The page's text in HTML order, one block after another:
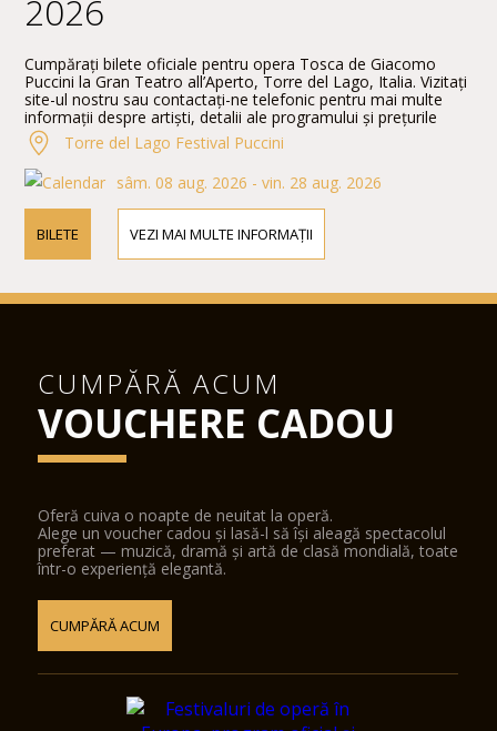
2026
Cumpărați bilete oficiale pentru opera Tosca de Giacomo
Puccini la Gran Teatro all’Aperto, Torre del Lago, Italia. Vizitați
site-ul nostru sau contactați-ne telefonic pentru mai multe
informații despre artiști, detalii ale programului și prețurile
biletelor.Torre del Lago Festival Puccini
sâm. 08 aug. 2026 - vin. 28 aug. 2026
BILETE VEZI MAI MULTE INFORMAȚII
CUMPĂRĂ ACUM
VOUCHERE CADOU
Oferă cuiva o noapte de neuitat la operă.
Alege un voucher cadou și lasă-l să își aleagă spectacolul
preferat — muzică, dramă și artă de clasă mondială, toate
într-o experiență elegantă.
CUMPĂRĂ ACUM